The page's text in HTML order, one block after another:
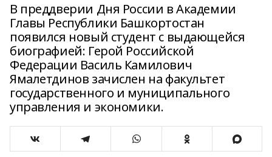
В преддверии Дня России в Академии
Главы Республики Башкортостан
появился новый студент с выдающейся
биографией: Герой Российской
Федерации Василь Камилович
Ямалетдинов зачислен на факультет
государственного и муниципального
управления и экономики.